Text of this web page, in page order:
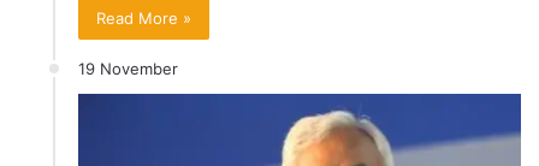
Read More »
19 November